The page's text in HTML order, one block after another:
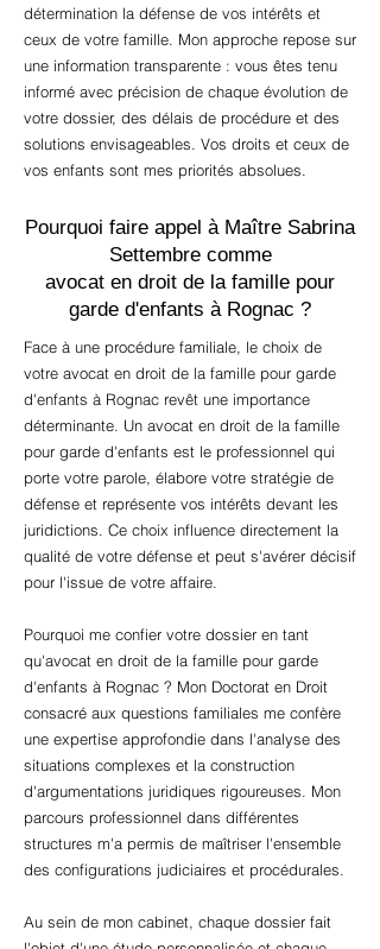
détermination la défense de vos intérêts et
ceux de votre famille. Mon approche repose sur
une information transparente : vous êtes tenu
informé avec précision de chaque évolution de
votre dossier, des délais de procédure et des
solutions envisageables. Vos droits et ceux de
vos enfants sont mes priorités absolues.
Pourquoi faire appel à Maître Sabrina
Settembre comme
avocat en droit de la famille pour
garde d'enfants à Rognac ?
Face à une procédure familiale, le choix de
votre avocat en droit de la famille pour garde
d'enfants à Rognac revêt une importance
déterminante. Un avocat en droit de la famille
pour garde d'enfants est le professionnel qui
porte votre parole, élabore votre stratégie de
défense et représente vos intérêts devant les
juridictions. Ce choix influence directement la
qualité de votre défense et peut s'avérer décisif
pour l'issue de votre affaire.
Pourquoi me confier votre dossier en tant
qu'avocat en droit de la famille pour garde
d'enfants à Rognac ? Mon Doctorat en Droit
consacré aux questions familiales me confère
une expertise approfondie dans l'analyse des
situations complexes et la construction
d'argumentations juridiques rigoureuses. Mon
parcours professionnel dans différentes
structures m'a permis de maîtriser l'ensemble
des configurations judiciaires et procédurales.
Au sein de mon cabinet, chaque dossier fait